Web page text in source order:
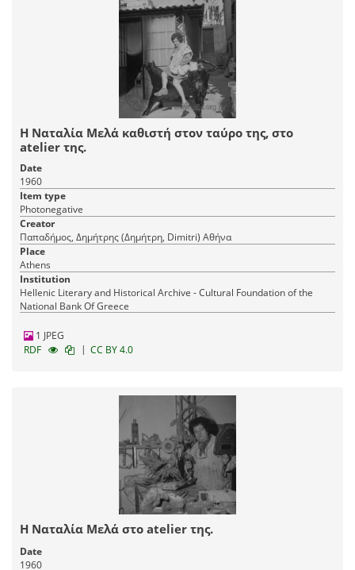
Η Ναταλία Μελά καθιστή στον ταύρο της, στο
atelier της.
Date
1960
Item type
Photonegative
Creator
Παπαδήμος, Δημήτρης (Δημήτρη, Dimitri) Αθήνα
Place
Athens
Institution
Hellenic Literary and Historical Archive - Cultural Foundation of the
National Bank Of Greece
1 JPEG
RDF
| CC BY 4.0
Η Ναταλία Μελά στο atelier της.
Date
1960